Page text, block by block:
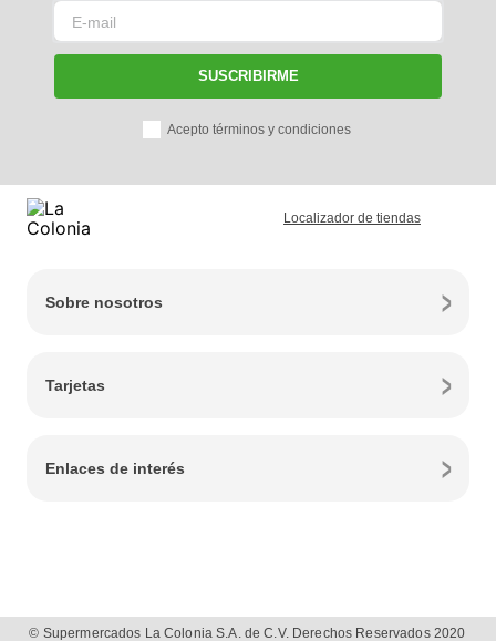
SUSCRIBIRME
Acepto términos y condiciones
Localizador de tiendas
Sobre nosotros
Tarjetas
Enlaces de interés
© Supermercados La Colonia S.A. de C.V. Derechos Reservados 2020